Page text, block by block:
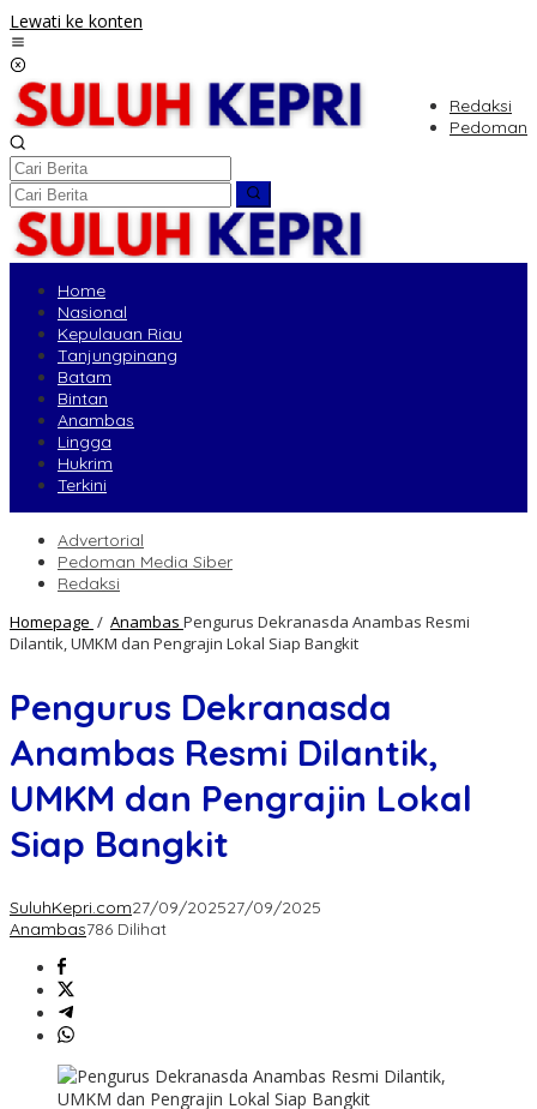
Lewati ke konten
Redaksi
Pedoman
Home
Nasional
Kepulauan Riau
Tanjungpinang
Batam
Bintan
Anambas
Lingga
Hukrim
Terkini
Advertorial
Pedoman Media Siber
Redaksi
Homepage / Anambas Pengurus Dekranasda Anambas Resmi
Dilantik, UMKM dan Pengrajin Lokal Siap Bangkit
Pengurus Dekranasda
Anambas Resmi Dilantik,
UMKM dan Pengrajin Lokal
Siap Bangkit
SuluhKepri.com27/09/202527/09/2025
Anambas786 Dilihat